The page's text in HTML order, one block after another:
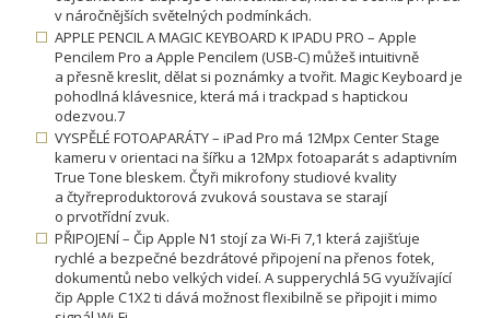
v náročnějších světelných podmínkách.
APPLE PENCIL A MAGIC KEYBOARD K IPADU PRO – Apple
Pencilem Pro a Apple Pencilem (USB-C) můžeš intuitivně
a přesně kreslit, dělat si poznámky a tvořit. Magic Keyboard je
pohodlná klávesnice, která má i trackpad s haptickou
odezvou.7
VYSPĚLÉ FOTOAPARÁTY – iPad Pro má 12Mpx Center Stage
kameru v orientaci na šířku a 12Mpx fotoaparát s adaptivním
True Tone bleskem. Čtyři mikrofony studiové kvality
a čtyřreproduktorová zvuková soustava se starají
o prvotřídní zvuk.
PŘIPOJENÍ – Čip Apple N1 stojí za Wi-Fi 7,1 která zajišťuje
rychlé a bezpečné bezdrátové připojení na přenos fotek,
dokumentů nebo velkých videí. A supperychlá 5G využívající
čip Apple C1X2 ti dává možnost flexibilně se připojit i mimo